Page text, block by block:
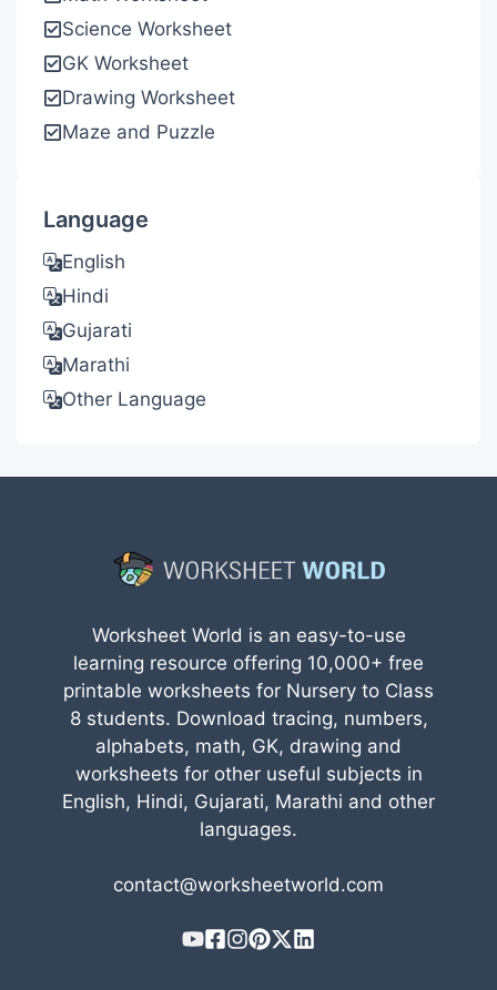
Science Worksheet
GK Worksheet
Drawing Worksheet
Maze and Puzzle
Language
English
Hindi
Gujarati
Marathi
Other Language
Worksheet World is an easy-to-use
learning resource offering 10,000+ free
printable worksheets for Nursery to Class
8 students. Download tracing, numbers,
alphabets, math, GK, drawing and
worksheets for other useful subjects in
English, Hindi, Gujarati, Marathi and other
languages.
contact@worksheetworld.com